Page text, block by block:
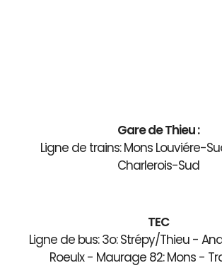
Gare de Thieu :
Ligne de trains: Mons Louviére-
Charlerois-Sud
TEC
Ligne de bus: 3o: Strépy/Thieu -
Roeulx - Maurage 82: Mons -